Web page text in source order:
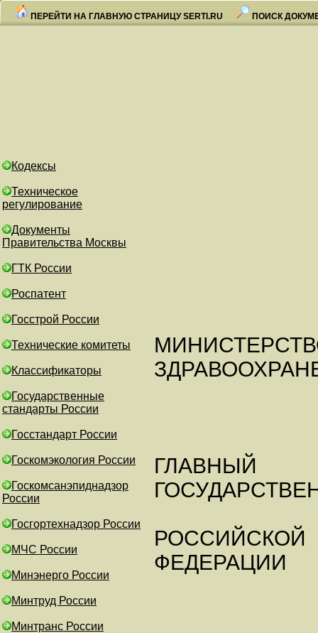
ПЕРЕЙТИ НА ГЛАВНУЮ СТРАНИЦУ SERTI.RU ПОИСК
Кодексы
Техническое
регулирование
Документы
Правительства Москвы
ГТК России
Роспатент
Госстрой России
Технические комитеты
Классификаторы
Государственные
стандарты России
Госстандарт России
Госкомэкология России
Госкомсанэпиднадзор
России
Госгортехнадзор России
МЧС России
Минэнерго России
Минтруд России
Минтранс России
ГЛАВНЫЙ
РОССИЙСКОЙ
ФЕДЕРАЦИИ